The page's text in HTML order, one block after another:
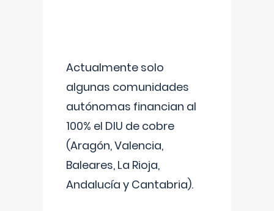
Actualmente solo
algunas comunidades
autónomas financian al
100% el DIU de cobre
(Aragón, Valencia,
Baleares, La Rioja,
Andalucía y Cantabria).